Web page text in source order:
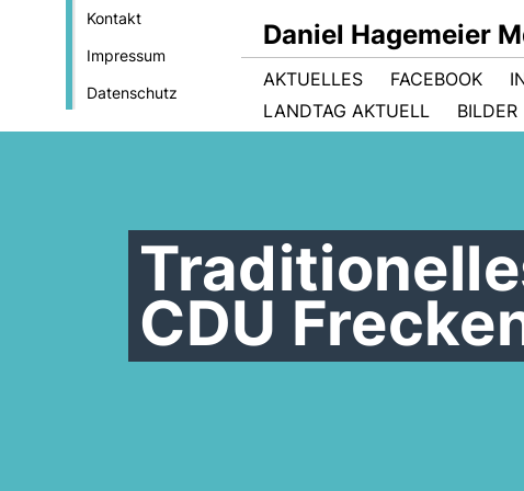
Kontakt
Impressum
Datenschutz
Daniel Hagemeier
AKTUELLES FACEBOOK
LANDTAG AKTUELL
BILDER
CDU